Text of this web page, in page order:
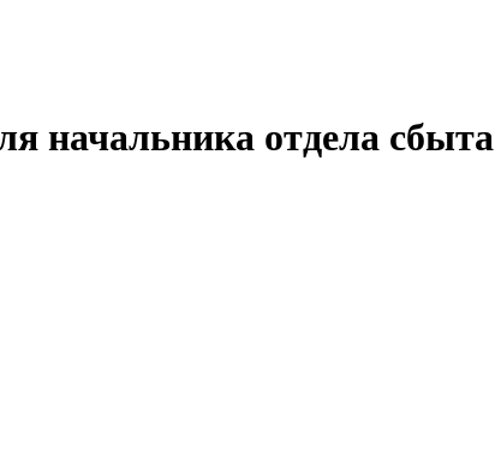
начальника отдела